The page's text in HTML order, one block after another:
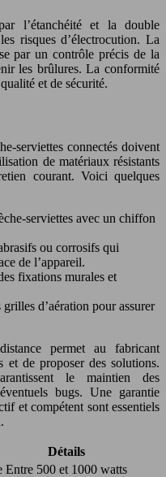
l’étanchéité et la double
risques d’électrocution. La
par un contrôle précis de la
les brûlures. La conformité
et de sécurité.
serviettes connectés doivent
de matériaux résistants
courant. Voici quelques
serviettes avec un chiffon
ou corrosifs qui
de l’appareil.
fixations murales et
d’aération pour assurer
permet au fabricant
et de proposer des solutions.
le maintien des
bugs. Une garantie
et compétent sont essentiels
Détails
Entre 500 et 1000 watts